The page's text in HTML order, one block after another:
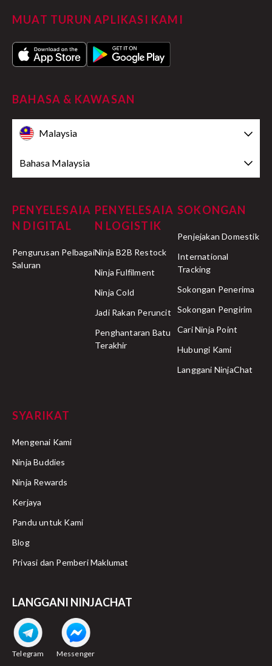
MUAT TURUN APLIKASI KAMI
BAHASA & KAWASAN
Malaysia
Bahasa Malaysia
PENYELESAIA
N DIGITAL
Pengurusan Pelbagai
Saluran
PENYELESAIA
N LOGISTIK
Ninja B2B Restock
Ninja Fulfilment
Ninja Cold
Jadi Rakan Peruncit
Penghantaran Batu
Terakhir
SOKONGAN
Penjejakan Domestik
International
Tracking
Sokongan Penerima
Sokongan Pengirim
Cari Ninja Point
Hubungi Kami
Langgani NinjaChat
SYARIKAT
Mengenai Kami
Ninja Buddies
Ninja Rewards
Kerjaya
Pandu untuk Kami
Blog
Privasi dan Pemberi Maklumat
LANGGANI NINJACHAT
Telegram Messenger